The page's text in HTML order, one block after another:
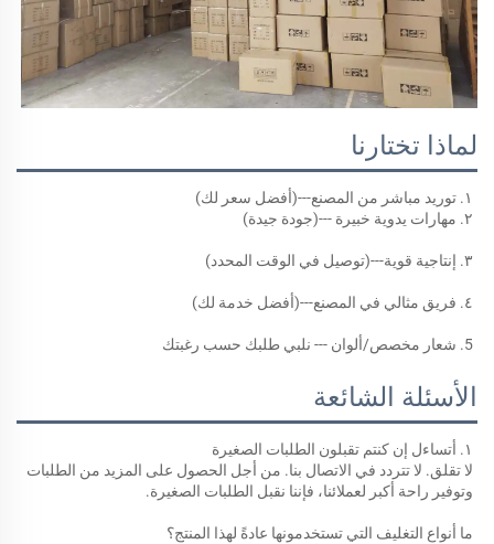
لماذا تختارنا
١. توريد مباشر من المصنع---(أفضل سعر لك)
٢. مهارات يدوية خبيرة ---(جودة جيدة)
٣. إنتاجية قوية---(توصيل في الوقت المحدد)
٤. فريق مثالي في المصنع---(أفضل خدمة لك)
5. شعار مخصص/ألوان --- نلبي طلبك حسب رغبتك
الأسئلة الشائعة
١. أتساءل إن كنتم تقبلون الطلبات الصغيرة
وتوفير راحة أكبر لعملائنا، فإننا نقبل الطلبات الصغيرة.
ما أنواع التغليف التي تستخدمونها عادةً لهذا المنتج؟